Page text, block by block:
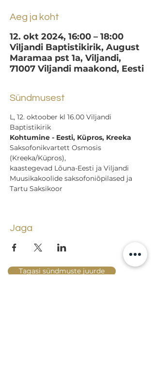
Aeg ja koht
12. okt 2024, 16:00 – 18:00
Viljandi Baptistikirik, August
Maramaa pst 1a, Viljandi,
71007 Viljandi maakond, Eesti
Sündmusest
L, 12. oktoober kl 16.00 Viljandi
Baptistikirik
Kohtumine - Eesti, Küpros, Kreeka
Saksofonikvartett Osmosis
(Kreeka/Küpros),
kaastegevad Lõuna-Eesti ja Viljandi
Muusikakoolide saksofoniõpilased ja
Tartu Saksikoor
Jaga
Tagasi sündmuste juurde